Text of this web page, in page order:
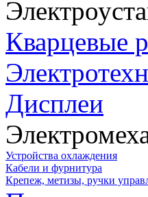
Кварцевые
Дисплеи
Устройства охлаждения
Кабели и фурнитура
Крепеж, метизы, ручки